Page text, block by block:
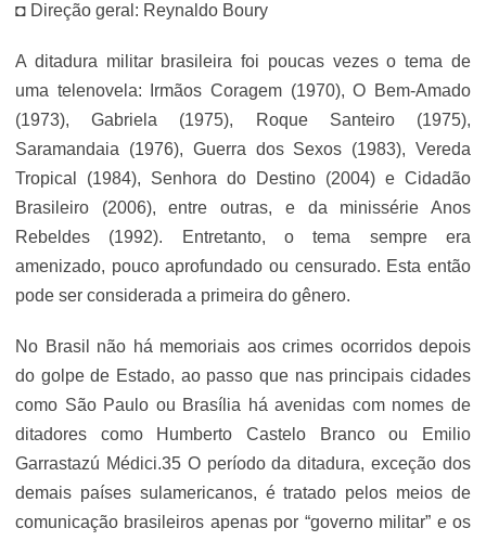
◘ Direção geral: Reynaldo Boury
A ditadura militar brasileira foi poucas vezes o tema de
uma telenovela: Irmãos Coragem (1970), O Bem-Amado
(1973), Gabriela (1975), Roque Santeiro (1975),
Saramandaia (1976), Guerra dos Sexos (1983), Vereda
Tropical (1984), Senhora do Destino (2004) e Cidadão
Brasileiro (2006), entre outras, e da minissérie Anos
Rebeldes (1992). Entretanto, o tema sempre era
amenizado, pouco aprofundado ou censurado. Esta então
pode ser considerada a primeira do gênero.
No Brasil não há memoriais aos crimes ocorridos depois
do golpe de Estado, ao passo que nas principais cidades
como São Paulo ou Brasília há avenidas com nomes de
ditadores como Humberto Castelo Branco ou Emilio
Garrastazú Médici.35 O período da ditadura, exceção dos
demais países sulamericanos, é tratado pelos meios de
comunicação brasileiros apenas por “governo militar” e os